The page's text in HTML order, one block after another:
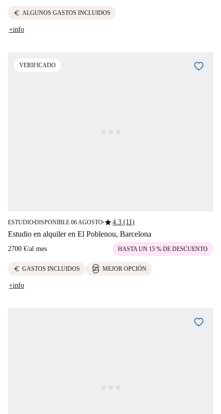
euro ALGUNOS GASTOS INCLUIDOS
+info
VERIFICADO
ESTUDIO■DISPONIBLE 06 AGOSTO■star4.3 (11)
Estudio en alquiler en El Poblenou, Barcelona
2700 €/al mes HASTA UN 15 % DE DESCUENTO
euro GASTOS INCLUIDOS MEJOR OPCIÓN
+info